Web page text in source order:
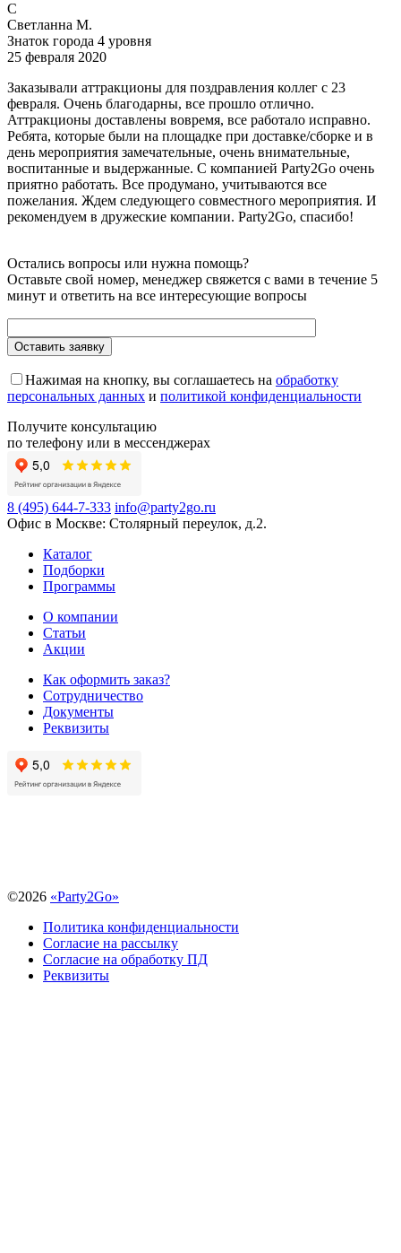
С
Светланна М.
Знаток города 4 уровня
25 февраля 2020
Заказывали аттракционы для поздравления коллег с 23
февраля. Очень благодарны, все прошло отлично.
Аттракционы доставлены вовремя, все работало исправно.
Ребята, которые были на площадке при доставке/сборке и в
день мероприятия замечательные, очень внимательные,
воспитанные и выдержанные. С компанией Party2Go очень
приятно работать. Все продумано, учитываются все
пожелания. Ждем следующего совместного мероприятия. И
рекомендуем в дружеские компании. Party2Go, спасибо!
Остались вопросы или нужна помощь?
Оставьте свой номер, менеджер свяжется с вами в течение 5
минут и ответить на все интересующие вопросы
Нажимая на кнопку, вы соглашаетесь на обработку
персональных данных и политикой конфиденциальности
Получите консультацию
по телефону или в мессенджерах
8 (495) 644-7-333 info@party2go.ru
Офис в Москве: Столярный переулок, д.2.
Каталог
Подборки
Программы
О компании
Статьи
Акции
Как оформить заказ?
Сотрудничество
Документы
Реквизиты
©2026 «Party2Go»
Политика конфиденциальности
Согласие на рассылку
Согласие на обработку ПД
Реквизиты